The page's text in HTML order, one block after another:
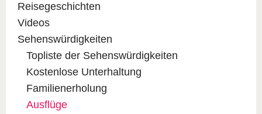
Reisegeschichten
Videos
Sehenswürdigkeiten
Topliste der Sehenswürdigkeiten
Kostenlose Unterhaltung
Familienerholung
Ausflüge